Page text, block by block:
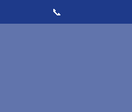
📞